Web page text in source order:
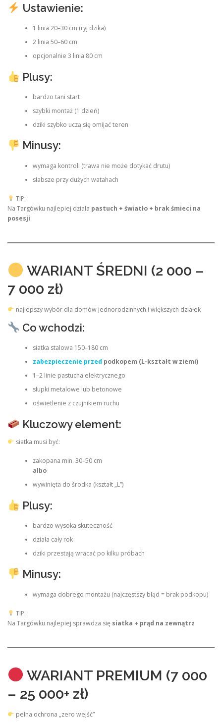
Ustawienie:
1 linia 20–30 cm (ryj dzika)
2 linia 50–60 cm
opcjonalnie 3 linia 80 cm
Plusy:
bardzo tani start
szybki montaż (1 dzień)
dziki szybko uczą się omijać teren
Minusy:
wymaga kontroli (trawa nie może dotykać drutu)
słabsze przy dużych watahach
TIP:
Na Targówku najlepiej działa pastuch + światło + brak śmieci na
posesji
WARIANT ŚREDNI (2 000 –
7 000 zł)
najlepszy wybór dla domów jednorodzinnych i większych działek
Co wchodzi:
siatka stalowa 150–180 cm
zabezpieczenie przed podkopem (L-kształt w ziemi)
1–2 linie pastucha elektrycznego
słupki metalowe lub betonowe
oświetlenie z czujnikiem ruchu
Kluczowy element:
siatka musi być:
zakopana min. 30–50 cm
albo
wywinięta do środka (kształt „L”)
Plusy:
bardzo wysoka skuteczność
działa cały rok
dziki przestają wracać po kilku próbach
Minusy:
wymaga dobrego montażu (najczęstszy błąd = brak podkopu)
TIP:
Na Targówku najlepiej sprawdza się siatka + prąd na zewnątrz
WARIANT PREMIUM (7 000
– 25 000+ zł)
pełna ochrona „zero wejść”